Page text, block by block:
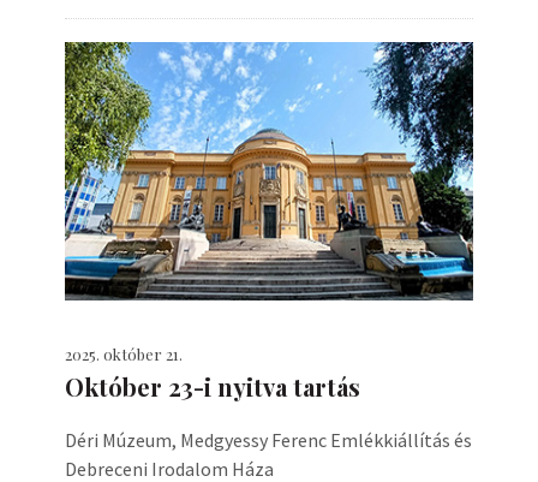
2025. október 21.
Október 23-i nyitva tartás
Déri Múzeum, Medgyessy Ferenc Emlékkiállítás és
Debreceni Irodalom Háza